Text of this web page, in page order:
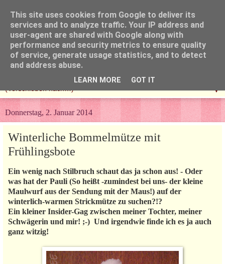
▼
Donnerstag, 2. Januar 2014
Winterliche Bommelmütze mit
Frühlingsbote
Ein wenig nach Stilbruch schaut das ja schon aus! - Oder
was hat der Pauli (So heißt -zumindest bei uns- der kleine
Maulwurf aus der Sendung mit der Maus!) auf der
winterlich-warmen Strickmütze zu suchen?!?
Ein kleiner Insider-Gag zwischen meiner Tochter, meiner
Schwägerin und mir! ;-) Und irgendwie finde ich es ja auch
ganz witzig!
This site uses cookies from Google to deliver its
services and to analyze traffic. Your IP address and
user-agent are shared with Google along with
performance and security metrics to ensure quality
of service, generate usage statistics, and to detect
and address abuse.
LEARN MORE GOT IT